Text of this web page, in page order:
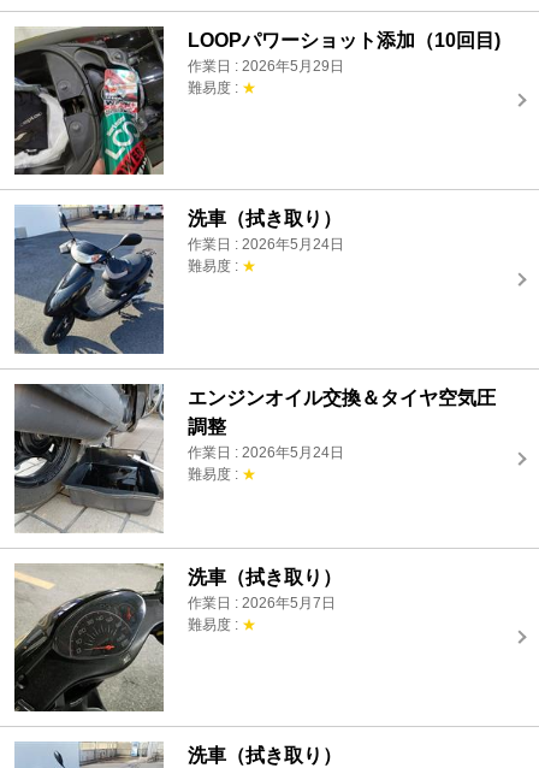
LOOPパワーショット添加（10回目)
作業日 : 2026年5月29日
難易度 : ★
洗車（拭き取り）
作業日 : 2026年5月24日
難易度 : ★
エンジンオイル交換＆タイヤ空気圧
調整
作業日 : 2026年5月24日
難易度 : ★
洗車（拭き取り）
作業日 : 2026年5月7日
難易度 : ★
洗車（拭き取り）